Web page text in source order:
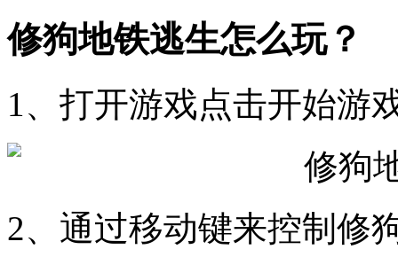
修狗地铁逃生怎么玩？
1、打开游戏点击开始游
2、通过移动键来控制修